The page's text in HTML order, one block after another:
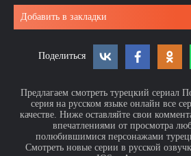
Добавить в закладки
Поделиться
Предлагаем смотреть турецкий сериал
серия на русском языке онлайн все
качестве. Ниже оставляйте свои
впечатлениями от просмотра
полюбившимися персонажами
Смотреть новые серии в русской